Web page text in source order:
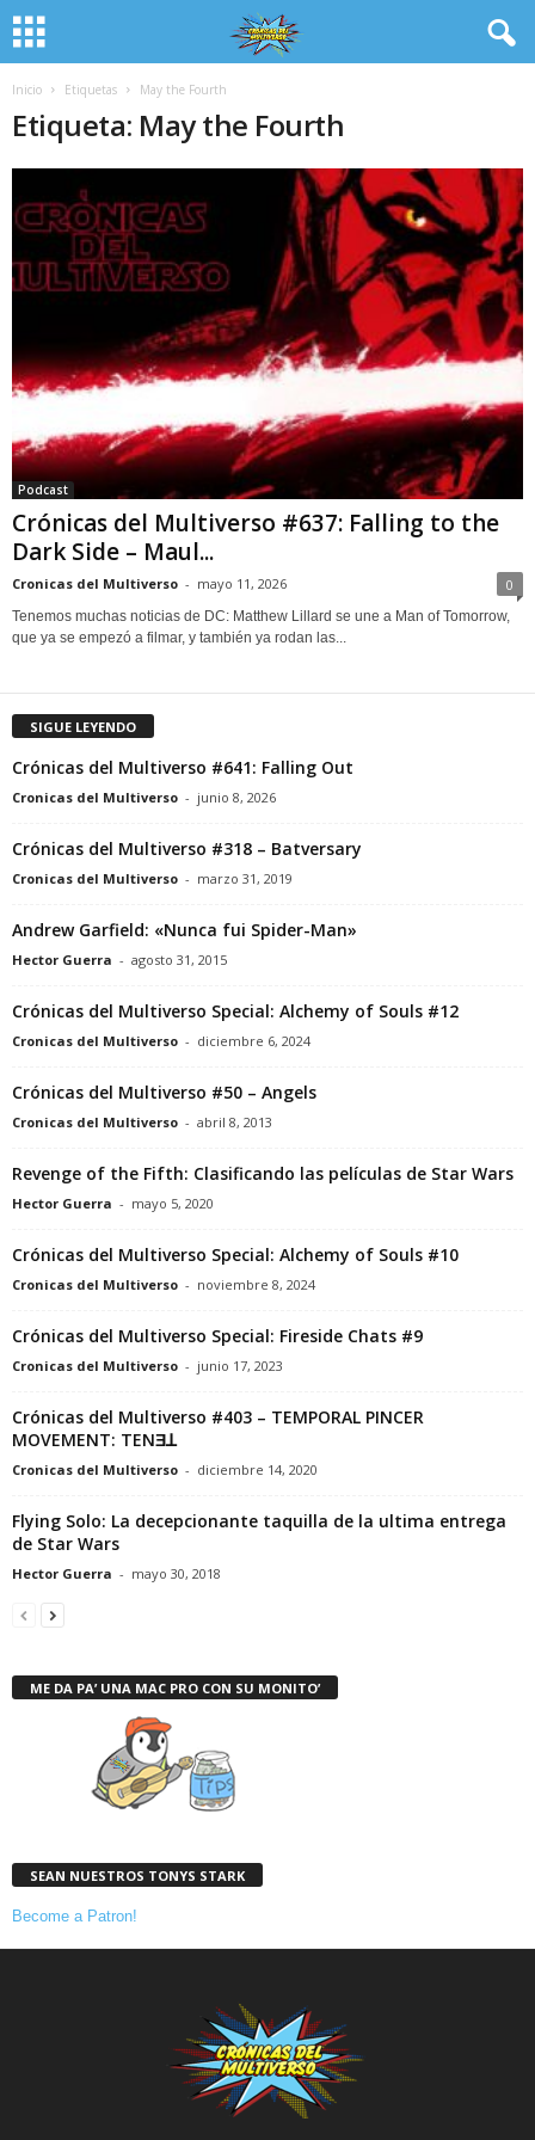
Inicio Etiquetas May the Fourth
Etiqueta: May the Fourth
Podcast
Crónicas del Multiverso #637: Falling to the
Dark Side – Maul...
Cronicas del Multiverso - mayo 11, 2026 0
Tenemos muchas noticias de DC: Matthew Lillard se une a Man of Tomorrow,
que ya se empezó a filmar, y también ya rodan las...
SIGUE LEYENDO
Crónicas del Multiverso #641: Falling Out
Cronicas del Multiverso - junio 8, 2026
Crónicas del Multiverso #318 – Batversary
Cronicas del Multiverso - marzo 31, 2019
Andrew Garfield: «Nunca fui Spider-Man»
Hector Guerra - agosto 31, 2015
Crónicas del Multiverso Special: Alchemy of Souls #12
Cronicas del Multiverso - diciembre 6, 2024
Crónicas del Multiverso #50 – Angels
Cronicas del Multiverso - abril 8, 2013
Revenge of the Fifth: Clasificando las películas de Star Wars
Hector Guerra - mayo 5, 2020
Crónicas del Multiverso Special: Alchemy of Souls #10
Cronicas del Multiverso - noviembre 8, 2024
Crónicas del Multiverso Special: Fireside Chats #9
Cronicas del Multiverso - junio 17, 2023
Crónicas del Multiverso #403 – TEMPORAL PINCER
MOVEMENT: TENƎꓕ
Cronicas del Multiverso - diciembre 14, 2020
Flying Solo: La decepcionante taquilla de la ultima entrega
de Star Wars
Hector Guerra - mayo 30, 2018
ME DA PA’ UNA MAC PRO CON SU MONITO’
SEAN NUESTROS TONYS STARK
Become a Patron!